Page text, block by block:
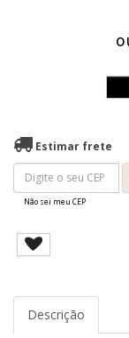
Estimar frete
Não sei meu CEP
Descrição